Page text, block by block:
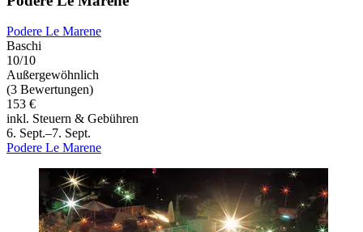
Podere Le Marene
Baschi
10/10
Außergewöhnlich
(3 Bewertungen)
153 €
inkl. Steuern & Gebühren
6. Sept.–7. Sept.
Podere Le Marene